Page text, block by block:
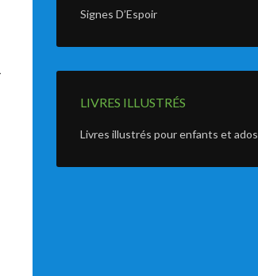
Signes D’Espoir
LIVRES ILLUSTRÉS
Livres illustrés pour enfants et ados